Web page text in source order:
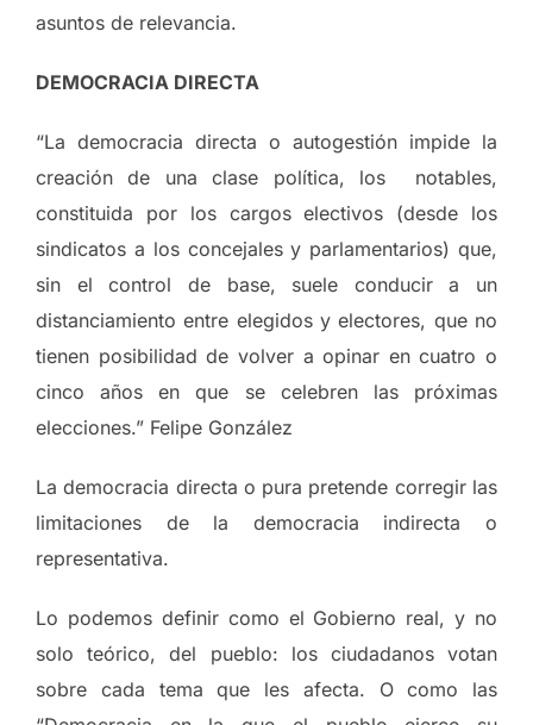
asuntos de relevancia.
DEMOCRACIA DIRECTA
“La democracia directa o autogestión impide la
creación de una clase política, los notables,
constituida por los cargos electivos (desde los
sindicatos a los concejales y parlamentarios) que,
sin el control de base, suele conducir a un
distanciamiento entre elegidos y electores, que no
tienen posibilidad de volver a opinar en cuatro o
cinco años en que se celebren las próximas
elecciones.” Felipe González
La democracia directa o pura pretende corregir las
limitaciones de la democracia indirecta o
representativa.
Lo podemos definir como el Gobierno real, y no
solo teórico, del pueblo: los ciudadanos votan
sobre cada tema que les afecta. O como las